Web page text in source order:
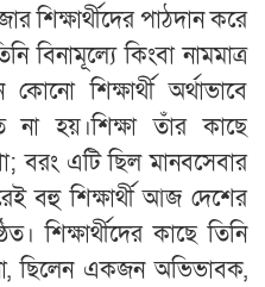
শিক্ষার্থীদের পাঠদান করে
বিনামূল্যে কিংবা নামমাত্র
শিক্ষার্থী অর্থাভাবে
হয়।শিক্ষা তাঁর কাছে
বরং এটি ছিল মানবসেবার
বহু শিক্ষার্থী আজ দেশের
শিক্ষার্থীদের কাছে তিনি
ছিলেন একজন অভিভাবক,